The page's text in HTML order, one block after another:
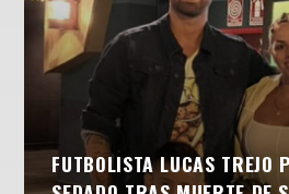
FUTBOLISTA LUCAS TREJO